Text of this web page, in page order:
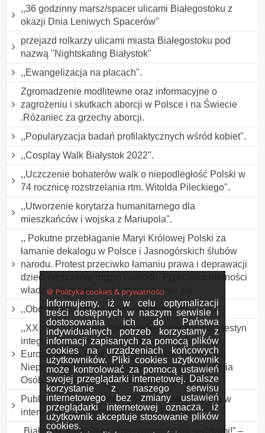
🍪 Polityka cookies & prywatności
Informujemy, iż w celu optymalizacji
treści dostępnych w naszym serwisie i
dostosowania ich do Państwa
indywidualnych potrzeb korzystamy z
informacji zapisanych za pomocą plików
cookies na urządzeniach końcowych
użytkowników. Pliki cookies użytkownik
może kontrolować za pomocą ustawień
swojej przeglądarki internetowej. Dalsze
korzystanie z naszego serwisu
internetowego bez zmiany ustawień
przeglądarki internetowej oznacza, iż
użytkownik akceptuje stosowanie plików
cookies.
,,36 godzinny marsz/spacer ulicami Białegostoku z
okazji Dnia Leniwych Spacerów"
przejazd rolkarzy ulicami miasta Białegostoku pod
nazwą "Nightskating Białystok"
,,Ewangelizacja na placach".
Zgromadzenie modlitewne oraz informacyjne o
zagrożeniu i skutkach aborcji w Polsce i na Świecie
.Różaniec za grzechy aborcji.
,,Popularyzacja badań profilaktycznych wśród kobiet".
,,Cosplay Walk Białystok 2022".
,,Uczczenie bohaterów walk o niepodległość Polski w
74 rocznicę rozstrzelania rtm. Witolda Pileckiego".
,,Utworzenie korytarza humanitarnego dla
mieszkańców i wojska z Mariupola".
,, Pokutne przebłaganie Maryi Królowej Polski za
łamanie dekalogu w Polsce i Jasnogórskich ślubów
narodu. Protest przeciwko łamaniu prawa i deprawacji
dzieci niszczenie rodzin i narodu. Przeciwko bierności
władz samorządowych i rządu wobec zła
,,Obchody święta narodowego Norwegii".
,,XX marsz godności osób niepełnosprawnych i festyn
integracyjny organizowany w ramach obchodów
Europejskiego Dnia Walki z Dyskryminacją Osób
Niepełnosprawnych oraz Międzynarodowego Dnia
Osób z Niepełnosprawnością Intelektualną".
Publiczny różaniec, którego celem jest modlitwa w
intencji odnowy moralnej Polski i Polaków.
„Białystok solidarny z represjonowanymi sędziami!” –